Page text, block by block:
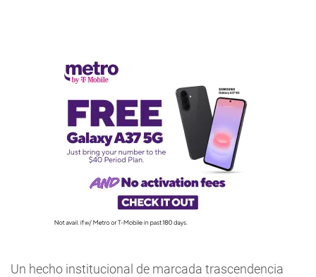
Un hecho institucional de marcada trascendencia